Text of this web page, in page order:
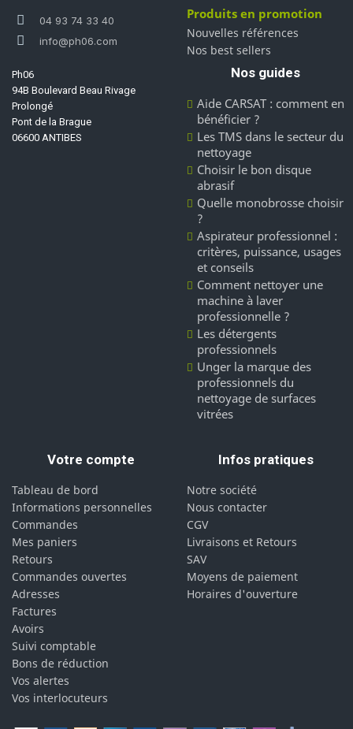
04 93 74 33 40
info@ph06.com
Ph06
94B Boulevard Beau Rivage
Prolongé
Pont de la Brague
06600 ANTIBES
Produits en promotion
Nouvelles références
Nos best sellers
Nos guides
Aide CARSAT : comment en
bénéficier ?
Les TMS dans le secteur du
nettoyage
Choisir le bon disque
abrasif
Quelle monobrosse choisir
?
Aspirateur professionnel :
critères, puissance, usages
et conseils
Comment nettoyer une
machine à laver
professionnelle ?
Les détergents
professionnels
Unger la marque des
professionnels du
nettoyage de surfaces
vitrées
Votre compte
Tableau de bord
Informations personnelles
Commandes
Mes paniers
Retours
Commandes ouvertes
Adresses
Factures
Avoirs
Suivi comptable
Bons de réduction
Vos alertes
Vos interlocuteurs
Infos pratiques
Notre société
Nous contacter
CGV
Livraisons et Retours
SAV
Moyens de paiement
Horaires d'ouverture